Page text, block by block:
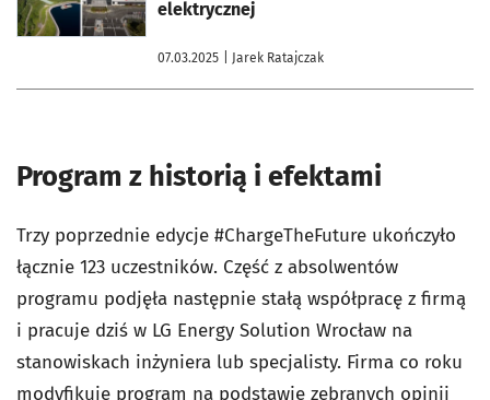
elektrycznej
07.03.2025 | Jarek Ratajczak
Program z historią i efektami
Trzy poprzednie edycje #ChargeTheFuture ukończyło
łącznie 123 uczestników. Część z absolwentów
programu podjęła następnie stałą współpracę z firmą
i pracuje dziś w LG Energy Solution Wrocław na
stanowiskach inżyniera lub specjalisty. Firma co roku
modyfikuje program na podstawie zebranych opinii